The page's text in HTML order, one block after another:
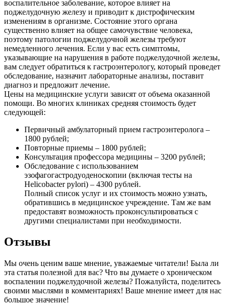
воспалительное заболевание, которое влияет на
поджелудочную железу и приводит к дистрофическим
изменениям в организме. Состояние этого органа
существенно влияет на общее самочувствие человека,
поэтому патологии поджелудочной железы требуют
немедленного лечения. Если у вас есть симптомы,
указывающие на нарушения в работе поджелудочной железы,
вам следует обратиться к гастроэнтерологу, который проведет
обследование, назначит лабораторные анализы, поставит
диагноз и предложит лечение.
Цены на медицинские услуги зависят от объема оказанной
помощи. Во многих клиниках средняя стоимость будет
следующей:
Первичный амбулаторный прием гастроэнтеролога –
1800 рублей;
Повторные приемы – 1800 рублей;
Консультация профессора медицины – 3200 рублей;
Обследование с использованием
эзофагогастродуоденоскопии (включая тесты на
Helicobacter pylori) – 4300 рублей.
Полный список услуг и их стоимость можно узнать,
обратившись в медицинское учреждение. Там же вам
предоставят возможность проконсультироваться с
другими специалистами при необходимости.
Отзывы
Мы очень ценим ваше мнение, уважаемые читатели! Была ли
эта статья полезной для вас? Что вы думаете о хроническом
воспалении поджелудочной железы? Пожалуйста, поделитесь
своими мыслями в комментариях! Ваше мнение имеет для нас
большое значение!